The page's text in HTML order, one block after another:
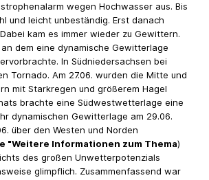
wegen Hochwasser aus. Bis
und leicht unbeständig. Erst danach
kam es immer wieder zu Gewittern.
dem eine dynamische Gewitterlage
In Südniedersachsen bei
Tornado. Am 27.06. wurden die Mitte und
mit Starkregen und größerem Hagel
brachte eine Südwestwetterlage eine
dynamischen Gewitterlage am 29.06.
über den Westen und Norden
"Weitere Informationen zum Thema)
des großen Unwetterpotenzials
glimpflich. Zusammenfassend war